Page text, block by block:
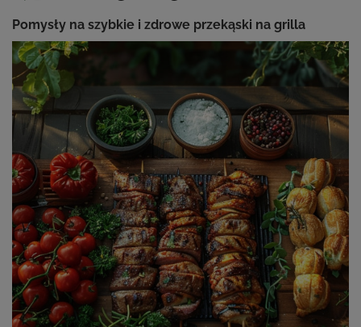
Pomysły na szybkie i zdrowe przekąski na grilla